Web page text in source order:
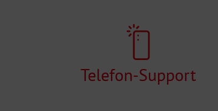
Telefon-Support